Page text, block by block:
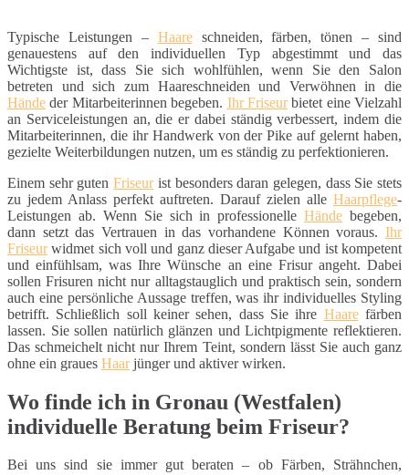
Typische Leistungen – Haareschneiden, färben, tönen – sind
genauestens auf den individuellen Typ abgestimmt und das
Wichtigste ist, dass Sie sich wohlfühlen, wenn Sie den Salon
betreten und sich zum Haareschneiden und Verwöhnen in die
Hände der Mitarbeiterinnen begeben. Ihr Friseurbietet eine Vielzahl
an Serviceleistungen an, die er dabei ständig verbessert, indem die
Mitarbeiterinnen, die ihr Handwerk von der Pike auf gelernt haben,
gezielte Weiterbildungen nutzen, um es ständig zu perfektionieren.
Einem sehr gutenFriseurist besonders daran gelegen, dass Sie stets
zu jedem Anlass perfekt auftreten. Darauf zielen alle Haarpflege-
Leistungen ab. Wenn Sie sich in professionelleHände begeben,
dann setzt das Vertrauen in das vorhandene Können voraus. Ihr
Friseurwidmet sich voll und ganz dieser Aufgabe und ist kompetent
und einfühlsam, was Ihre Wünsche an eine Frisur angeht. Dabei
sollen Frisuren nicht nur alltagstauglich und praktisch sein, sondern
auch eine persönliche Aussage treffen, was ihr individuelles Styling
betrifft. Schließlich soll keiner sehen, dass Sie ihre Haarefärben
lassen. Sie sollen natürlich glänzen und Lichtpigmente reflektieren.
Das schmeichelt nicht nur Ihrem Teint, sondern lässt Sie auch ganz
ohne ein graues Haarjünger und aktiver wirken.
Wo finde ich in Gronau (Westfalen)
individuelle Beratung beim Friseur?
Bei uns sind sie immer gut beraten – ob Färben, Strähnchen,